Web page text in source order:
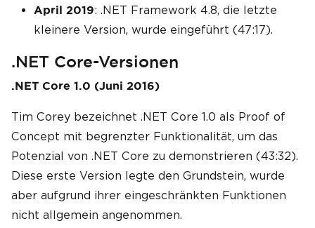
April 2019: .NET Framework 4.8, die letzte
kleinere Version, wurde eingeführt (47:17).
.NET Core-Versionen
.NET Core 1.0 (Juni 2016)
Tim Corey bezeichnet .NET Core 1.0 als Proof of
Concept mit begrenzter Funktionalität, um das
Potenzial von .NET Core zu demonstrieren (43:32).
Diese erste Version legte den Grundstein, wurde
aber aufgrund ihrer eingeschränkten Funktionen
nicht allgemein angenommen.